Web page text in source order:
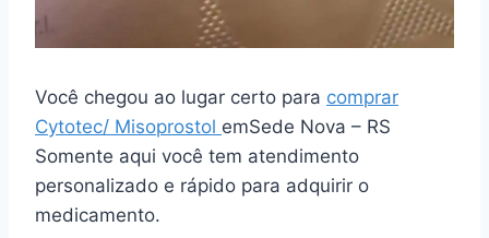
Você chegou ao lugar certo para comprar
Cytotec/ Misoprostol emSede Nova – RS
Somente aqui você tem atendimento
personalizado e rápido para adquirir o
medicamento.